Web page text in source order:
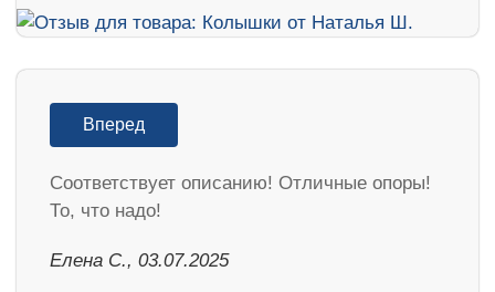
Вперед
Соответствует описанию! Отличные опоры!
То, что надо!
Елена С., 03.07.2025